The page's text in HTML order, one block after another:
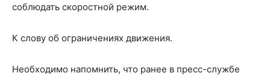
соблюдать скоростной режим.
К слову об ограничениях движения.
Необходимо напомнить, что ранее в пресс-службе